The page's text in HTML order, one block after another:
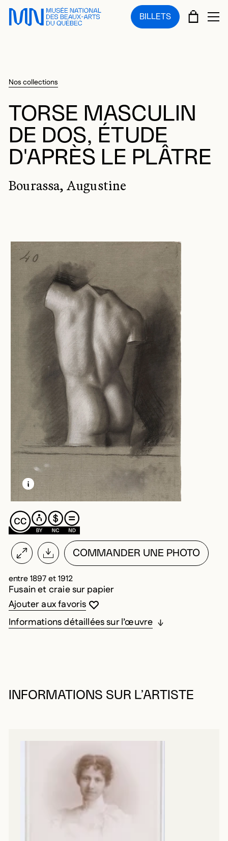
Sauter au menu principal
Sauter au contenu principal
Sauter au pied de page
BILLETS PANIER
Nos collections
TORSE MASCULIN
DE DOS, ÉTUDE
D'APRÈS LE PLÂTRE
Bourassa, Augustine
EN SAVOIR PLUS SUR CETTE IMAGE
OUVRIR LA MODALE
COMMANDER UNE PHOTO
entre 1897 et 1912
Fusain et craie sur papier
Vous devez être connecté pour ajouter
Fermer la modale
Ouvrir la modale
Ajouter aux favoris
Informations détaillées sur l’œuvre
INFORMATIONS SUR L’ARTISTE